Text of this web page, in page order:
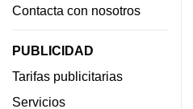
Contacta con nosotros
PUBLICIDAD
Tarifas publicitarias
Servicios